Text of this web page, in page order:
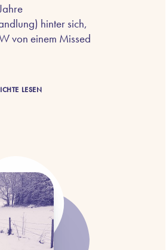
hinter sich,
von einem Missed
LESEN